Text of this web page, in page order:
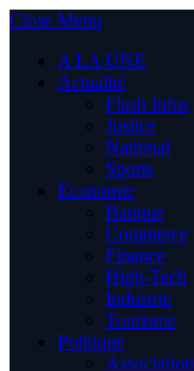
Close Menu
A LA UNE
Actualité
Flash Infos
Justice
National
Sports
Economie
Banque
Commerce
Finance
High-Tech
Industrie
Tourisme
Politique
Association